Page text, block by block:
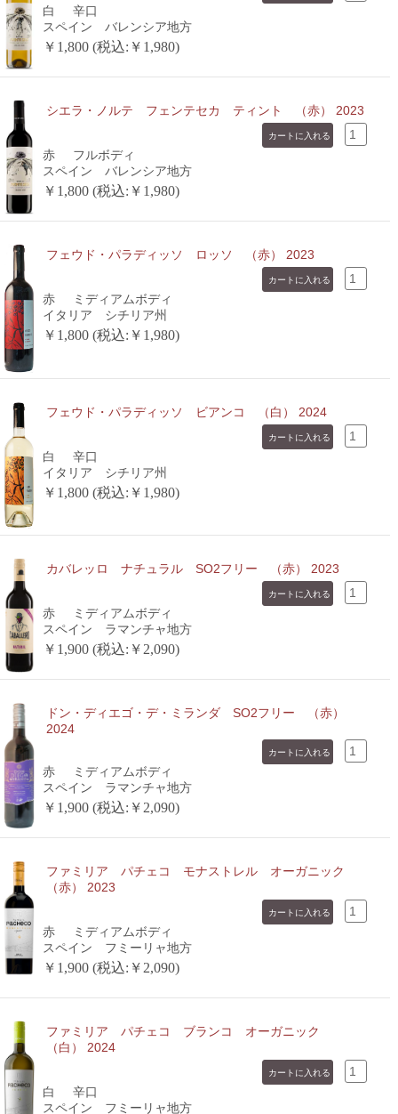
白
辛口
スペイン バレンシア地方
￥1,800 (税込:￥1,980)
シエラ・ノルテ フェンテセカ ティント （赤） 2023
赤
フルボディ
スペイン バレンシア地方
￥1,800 (税込:￥1,980)
フェウド・パラディッソ ロッソ （赤） 2023
赤
ミディアムボディ
イタリア シチリア州
￥1,800 (税込:￥1,980)
フェウド・パラディッソ ビアンコ （白） 2024
白
辛口
イタリア シチリア州
￥1,800 (税込:￥1,980)
カバレッロ ナチュラル SO2フリー （赤） 2023
赤
ミディアムボディ
スペイン ラマンチャ地方
￥1,900 (税込:￥2,090)
ドン・ディエゴ・デ・ミランダ SO2フリー （赤）
2024
赤
ミディアムボディ
スペイン ラマンチャ地方
￥1,900 (税込:￥2,090)
ファミリア パチェコ モナストレル オーガニック
（赤） 2023
赤
ミディアムボディ
スペイン フミーリャ地方
￥1,900 (税込:￥2,090)
ファミリア パチェコ ブランコ オーガニック
（白） 2024
白
辛口
スペイン フミーリャ地方